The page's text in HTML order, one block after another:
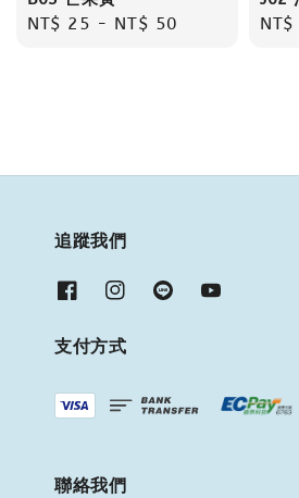
Regular
NT$ 25 - NT$ 50
追蹤我們
支付方式
聯絡我們